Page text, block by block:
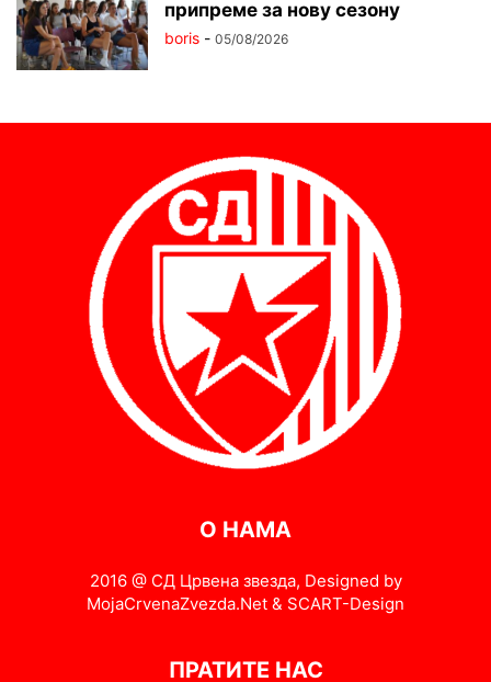
припреме за нову сезону
boris - 05/08/2026
О НАМА
2016 @ СД Црвена звезда, Designed by
MojaCrvenaZvezda.Net & SCART-Design
ПРАТИТЕ НАС